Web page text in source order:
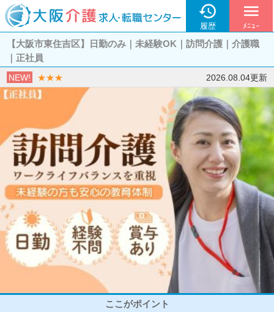

履歴
menu
ﾒﾆｭｰ
【大阪市東住吉区】日勤のみ｜未経験OK｜訪問介護｜介護職
｜正社員
NEW! ★★★ 2026.08.04更新
ここがポイント